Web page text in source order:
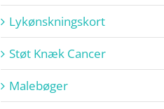
Lykønskningskort
Støt Knæk Cancer
Malebøger